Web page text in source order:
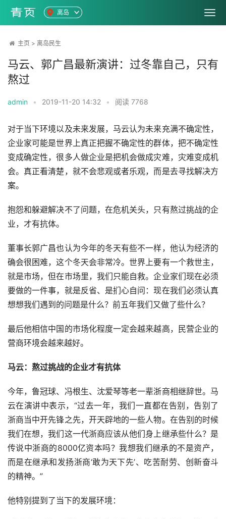
离岛
主页 > 离岛民生
马云、郭广昌最新演讲：过冬靠自己，只有
熬过
admin • 2019-11-20 14:32 • 阅读 7768
对于当下环境以及未来发展，马云认为未来充满不确定性，
企业家可能是世界上真正把握不确定性的群体，把不确定性
变成确定性，很多人做企业是把机会做成灾难，灾难变成机
会。真正看清楚，就不会悲观或者乐观，而是去寻找解决方
案。
抱怨和躲避解决不了问题，在危机关头，只有熬过挑战的企
业，才有抗体。
董事长郭广昌也认为今年的冬天有些不一样，他认为经济的
确会很困难，这个冬天会非常冷。世界上要有一个救世主，
就是市场，但在市场里，我们只能自救。企业家们现在必须
要做的一件事，就是反省、是扪心自问：现在我们必须认真
想想我们遇到的问题是什么？前五年我们又做了些什么？
最后他相信中国的市场化程度一定会越来越高，民营企业的
营商环境会越来越好。
马云：熬过挑战的企业才有抗体
今年，鲁冠球、冯根生、沈爱琴等老一辈浙商相继辞世。马
云在演讲中表示，“过去一年，我们一直都在告别，告别了
浙商当中开先锋之先，开天辟地的一些人物。在告别的时候
我们在想，我们这一代浙商应该从他们身上继承些什么？是
传说中浙商的8000亿资本吗？我想我们继承的不是资产，
而是在继承和发扬浙商‘敢为天下先’、吃苦耐劳、创新奋斗
的精神。”
他特别提到了当下的发展环境：